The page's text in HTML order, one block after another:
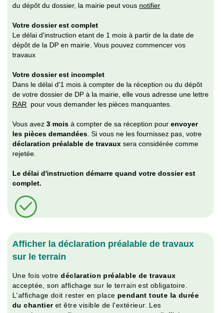
du dépôt du dossier, la mairie peut vous notifier
Votre dossier est complet
Le délai d'instruction etant de 1 mois à partir de la date de
dépôt de la DP en mairie. Vous pouvez commencer vos
travaux
Votre dossier est incomplet
Dans le délai d'1 mois à compter de la réception ou du dépôt
de votre dossier de DP à la mairie, elle vous adresse une lettre
RAR pour vous demander les pièces manquantes.
Vous avez 3 mois à compter de sa réception pour envoyer
les pièces demandées . Si vous ne les fournissez pas, votre
déclaration préalable de travaux sera considérée comme
rejetée.
Le délai d'instruction démarre quand votre dossier est
complet.
Afficher la déclaration préalable de travaux
sur le terrain
Une fois votredéclaration préalable de travaux
acceptée, son affichage sur le terrain est obligatoire.
L'affichage doit rester en place pendant toute la durée
du chantieret être visible de l'extérieur. Les